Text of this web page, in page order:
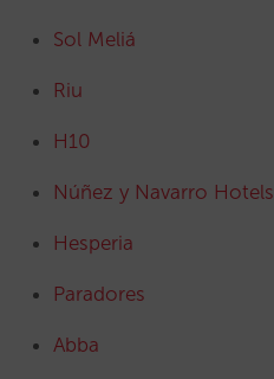
Sol Meliá
Riu
H10
Núñez y Navarro Hotels
Hesperia
Paradores
Abba